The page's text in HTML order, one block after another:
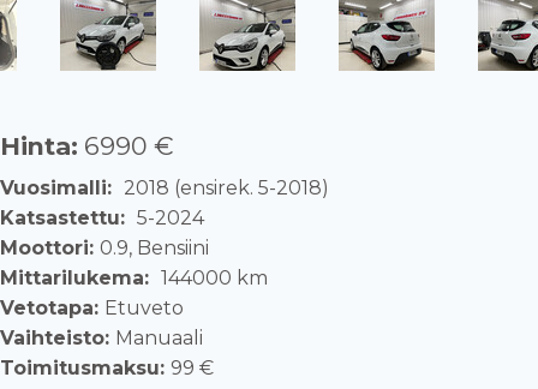
Hinta: 6990 €
Vuosimalli: 2018 (ensirek. 5-2018)
Katsastettu: 5-2024
Moottori: 0.9, Bensiini
Mittarilukema: 144000 km
Vetotapa: Etuveto
Vaihteisto: Manuaali
Toimitusmaksu: 99 €